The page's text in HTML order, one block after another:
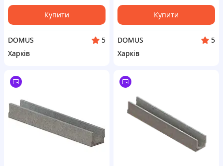
Купити
DOMUS
5
Харків
Купити
DOMUS
5
Харків